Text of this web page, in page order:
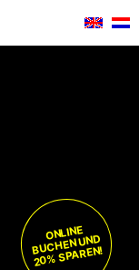
ONLINE
BUCHEN UND
20% SPAREN!